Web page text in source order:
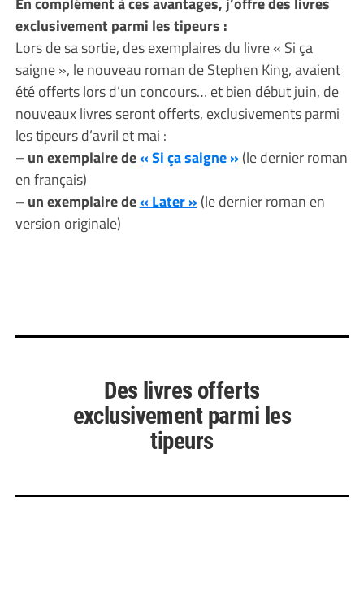
exclusivement parmi les tipeurs :
Lors de sa sortie, des exemplaires du livre « Si ça
saigne », le nouveau roman de Stephen King, avaient
été offerts lors d’un concours… et bien début juin, de
nouveaux livres seront offerts, exclusivements parmi
les tipeurs d’avril et mai :
– un exemplaire de« Si ça saigne »(le dernier roman
en français)
– un exemplaire de« Later »(le dernier roman en
version originale)
Des livres offerts
exclusivement parmi les
tipeurs